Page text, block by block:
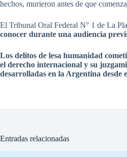
hechos, murieron antes de que
El Tribunal Oral Federal N° 1 de La
conocer durante una audiencia
Los delitos de lesa humanidad
el derecho internacional y su
desarrolladas en la Argentina desde
Entradas relacionadas